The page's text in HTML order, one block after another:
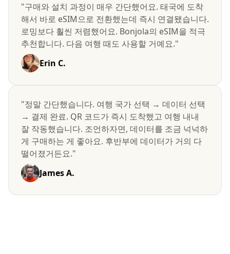
"구매와 설치 과정이 매우 간단했어요. 태국에 도착
해서 바로 eSIM으로 전환했는데 즉시 연결됐습니다.
로밍보다 훨씬 저렴했어요. Bonjola의 eSIM을 적극
추천합니다. 다음 여행 때도 사용할 거예요."
Erin C.
"정말 간단했습니다. 여행 국가 선택 → 데이터 선택
→ 결제 완료. QR 코드가 즉시 도착했고 여행 내내
잘 작동했습니다. 조언하자면, 데이터를 조금 넉넉하
게 구매하는 게 좋아요. 후반부에 데이터가 거의 다
떨어졌거든요."
James A.